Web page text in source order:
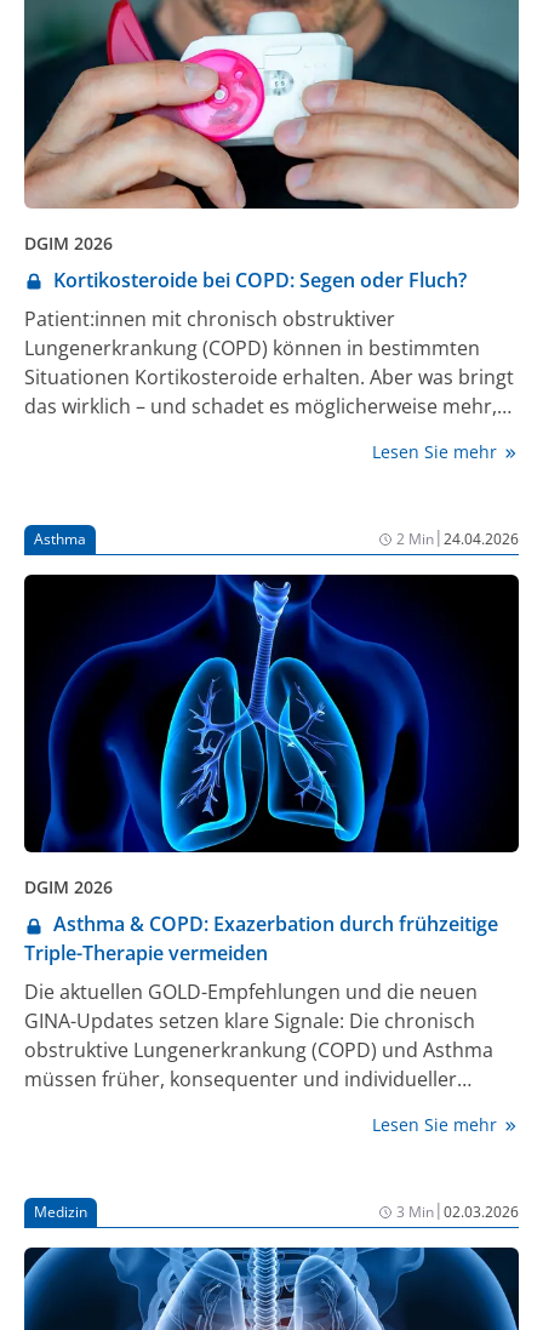
DGIM 2026
Kortikosteroide bei COPD: Segen oder Fluch?
Patient:innen mit chronisch obstruktiver
Lungenerkrankung (COPD) können in bestimmten
Situationen Kortikosteroide erhalten. Aber was bringt
das wirklich – und schadet es möglicherweise mehr,
auf dem diesjährigen Kongress der Deutschen
Lesen Sie mehr
Asthma 2 Min|24.04.2026
DGIM 2026
Asthma & COPD: Exazerbation durch frühzeitige
Triple-Therapie vermeiden
Die aktuellen GOLD-Empfehlungen und die neuen
GINA-Updates setzen klare Signale: Die chronisch
obstruktive Lungenerkrankung (COPD) und Asthma
müssen früher, konsequenter und individueller
Kombinationstherapien, insbesondere die Triple-
Symptomkontrolle, verhindern Exazerbationen und
stabilisieren die Erkrankung langfristig.
Lesen Sie mehr
Medizin 3 Min|02.03.2026